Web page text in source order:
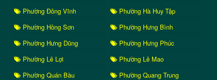
Phường Đông Vĩnh
Phường Hà Huy Tập
Phường Hồng Sơn
Phường Hưng Bình
Phường Hưng Dũng
Phường Hưng Phúc
Phường Lê Lợi
Phường Lê Mao
Phường Quán Bàu
Phường Quang Trung